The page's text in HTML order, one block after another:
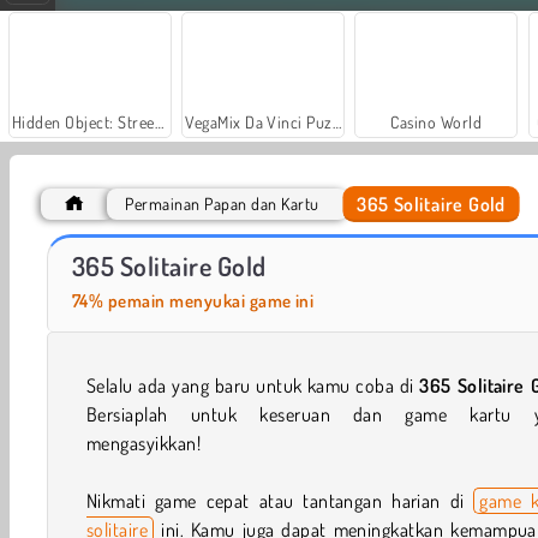
Casino World
Farm Merge Valley
Permainan Papan dan Kartu 365 Solitaire Gold
365 Solitaire Gold
74% pemain menyukai game ini
Selalu ada yang baru untuk kamu coba di365 Solitaire
Bersiaplah untuk keseruan dan game kartu
mengasyikkan!
Nikmati game cepat atau tantangan harian di game
solitaire ini. Kamu juga dapat meningkatkan